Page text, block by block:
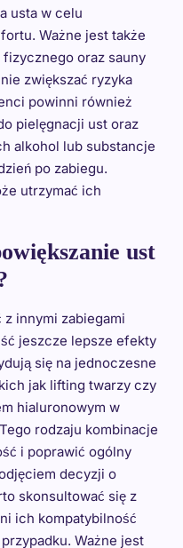
usta w celu
Ważne jest także
oraz sauny
zwiększać ryzyka
powinni również
pielęgnacji ust oraz
alkohol lub substancje
po zabiegu.
utrzymać ich
ust
z innymi zabiegami
jeszcze lepsze efekty
się na jednoczesne
jak lifting twarzy czy
hialuronowym w
rodzaju kombinacje
i poprawić ogólny
decyzji o
skonsultować się z
ich kompatybilność
Ważne jest